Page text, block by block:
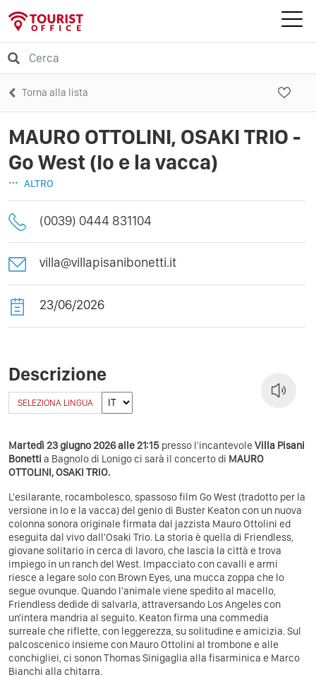
Torna alla lista
MAURO OTTOLINI, OSAKI TRIO -
Go West (Io e la vacca)
ALTRO
(0039) 0444 831104
villa@villapisanibonetti.it
23/06/2026
Descrizione
SELEZIONA LINGUA
Martedì 23 giugno 2026 alle 21:15 presso l'incantevole Villa Pisani
Bonetti a Bagnolo di Lonigo ci sarà il concerto di MAURO
OTTOLINI, OSAKI TRIO.
L'esilarante, rocambolesco, spassoso film Go West (tradotto per la
versione in Io e la vacca) del genio di Buster Keaton con un nuova
colonna sonora originale firmata dal jazzista Mauro Ottolini ed
eseguita dal vivo dall'Osaki Trio. La storia è quella di Friendless,
giovane solitario in cerca di lavoro, che lascia la città e trova
impiego in un ranch del West. Impacciato con cavalli e armi
riesce a legare solo con Brown Eyes, una mucca zoppa che lo
segue ovunque. Quando l'animale viene spedito al macello,
Friendless dedide di salvarla, attraversando Los Angeles con
un'intera mandria al seguito. Keaton firma una commedia
surreale che riflette, con leggerezza, su solitudine e amicizia. Sul
palcoscenico insieme con Mauro Ottolini al trombone e alle
conchigliei, ci sonon Thomas Sinigaglia alla fisarminica e Marco
Bianchi alla chitarra.